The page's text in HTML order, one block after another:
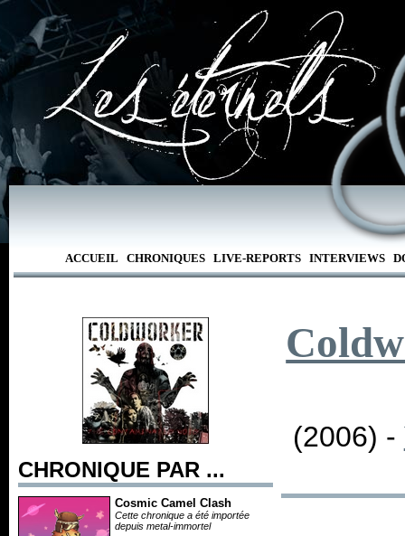
ACCUEIL CHRONIQUES LIVE-REPORTS INTERVIEWS
CHRONIQUE PAR ...
Cosmic Camel Clash
Cette chronique a été importée
depuis metal-immortel
(2006) -